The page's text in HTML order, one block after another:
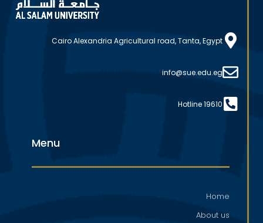
Cairo Alexandria Agricultural road, Tanta, Egypt
info@sue.edu.eg
Hotline 19610
Menu
Home
About us